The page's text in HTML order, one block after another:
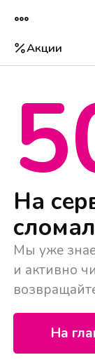
Акции
На
Мы уже
и активно
На